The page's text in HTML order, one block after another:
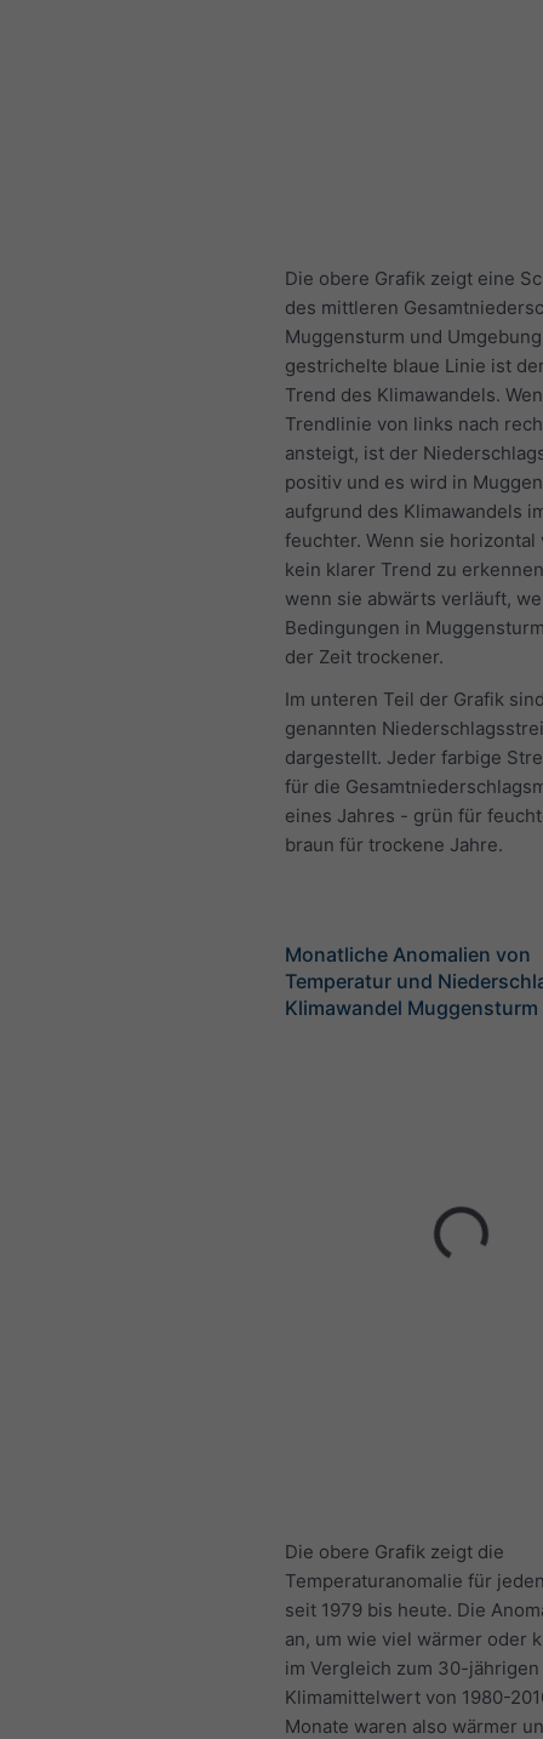
Die obere Grafik zeigt eine
des mittleren
Muggensturm und
gestrichelte blaue Linie ist
Trend des Klimawandels.
Trendlinie von links nach
ansteigt, ist der
positiv und es wird in
aufgrund des Klimawandels
feuchter. Wenn sie horizontal
kein klarer Trend zu
wenn sie abwärts verläuft,
Bedingungen in
der Zeit trockener.
Im unteren Teil der Grafik
genannten
dargestellt. Jeder farbige
für die
eines Jahres - grün für
braun für trockene Jahre.
Monatliche Anomalien von
Temperatur und
Klimawandel Muggensturm
Die obere Grafik zeigt die
Temperaturanomalie für
seit 1979 bis heute. Die
an, um wie viel wärmer oder
im Vergleich zum 30-jährigen
Klimamittelwert von 1980-
Monate waren also wärmer